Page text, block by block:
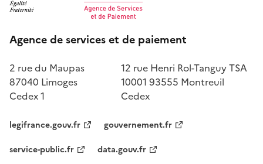
Agence de services et de paiement
2 rue du Maupas
87040 Limoges
Cedex 1
12 rue Henri Rol-Tanguy TSA
10001 93555 Montreuil
Cedex
legifrance.gouv.fr
gouvernement.fr
service-public.fr
data.gouv.fr